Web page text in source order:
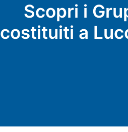
Scopri i
costituiti a